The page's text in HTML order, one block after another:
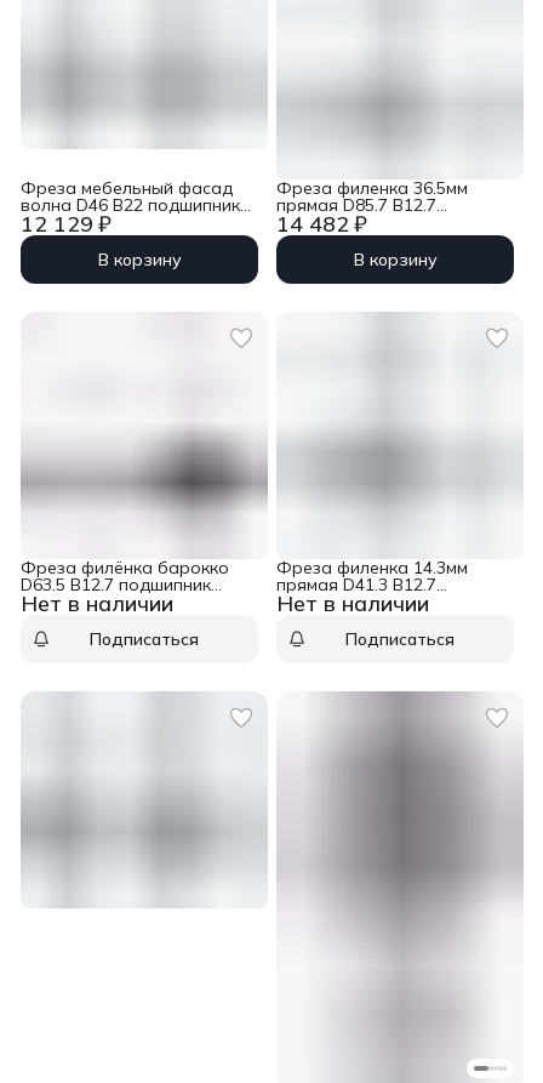
12 129 ₽
Фреза мебельный фасад
волна D46 B22 подшипник
хвостовик 12 WPW
RG10002
В корзину
14 482 ₽
Фреза филенка 36.5мм
прямая D85.7 B12.7
подшипник хвостовик 12
WPW RK15002
В корзину
Нет в наличии
Фреза филёнка барокко
D63.5 B12.7 подшипник
хвостовик 12 WPW
RK10002
Подписаться
Нет в наличии
Фреза филенка 14.3мм
прямая D41.3 B12.7
подшипник хвостовик 12
WPW RK25002
Подписаться